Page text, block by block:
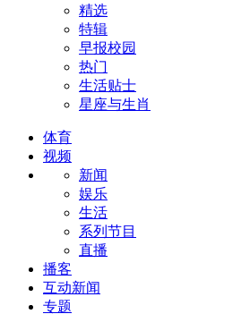
精选
特辑
早报校园
热门
生活贴士
星座与生肖
体育
视频
新闻
娱乐
生活
系列节目
直播
播客
互动新闻
专题